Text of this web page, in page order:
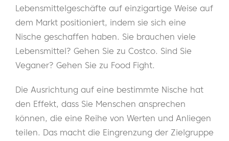
Lebensmittelgeschäfte auf einzigartige Weise auf
dem Markt positioniert, indem sie sich eine
Nische geschaffen haben. Sie brauchen viele
Lebensmittel? Gehen Sie zu Costco. Sind Sie
Veganer? Gehen Sie zu Food Fight.
Die Ausrichtung auf eine bestimmte Nische hat
den Effekt, dass Sie Menschen ansprechen
können, die eine Reihe von Werten und Anliegen
teilen. Das macht die Eingrenzung der Zielgruppe